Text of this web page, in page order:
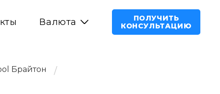
Валюта
ПОЛУЧИТЬ
КОНСУЛЬТАЦИЮ
ВЫБРАТЬ
Брайтон